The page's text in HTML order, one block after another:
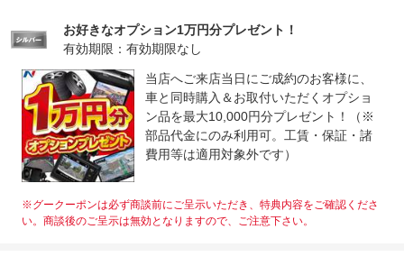
お好きなオプション1万円分プレゼント！
有効期限：有効期限なし
当店へご来店当日にご成約のお客様に、
車と同時購入＆お取付いただくオプショ
ン品を最大10,000円分プレゼント！（※
部品代金にのみ利用可。工賃・保証・諸
費用等は適用対象外です）
※グークーポンは必ず商談前にご呈示いただき、特典内容をご確認くださ
い。商談後のご呈示は無効となりますので、ご注意下さい。